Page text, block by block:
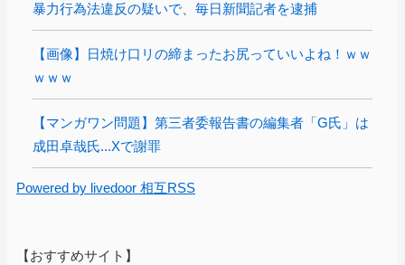
暴力行為法違反の疑いで、毎日新聞記者を逮捕
【画像】日焼け口リの締まったお尻っていいよね！ｗｗ
ｗｗｗ
【マンガワン問題】第三者委報告書の編集者「G氏」は
成田卓哉氏...Xで謝罪
Powered by livedoor 相互RSS
【おすすめサイト】